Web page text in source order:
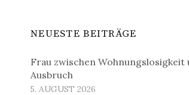
NEUESTE BEITRÄGE
Frau zwischen Wohnungslosigkeit
Ausbruch
5. AUGUST 2026